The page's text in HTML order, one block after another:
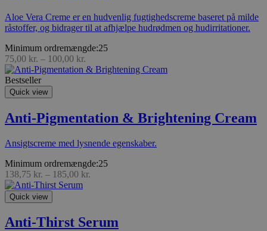
Aloe Vera Creme er en hudvenlig fugtighedscreme baseret på milde
råstoffer, og bidrager til at afhjælpe hudrødmen og hudirritationer.
Minimum ordremængde:25
75,00 kr. – 100,00 kr.
Bestseller
Quick view
Anti-Pigmentation & Brightening Cream
Ansigtscreme med lysnende egenskaber.
Minimum ordremængde:25
138,75 kr. – 185,00 kr.
Quick view
Anti-Thirst Serum